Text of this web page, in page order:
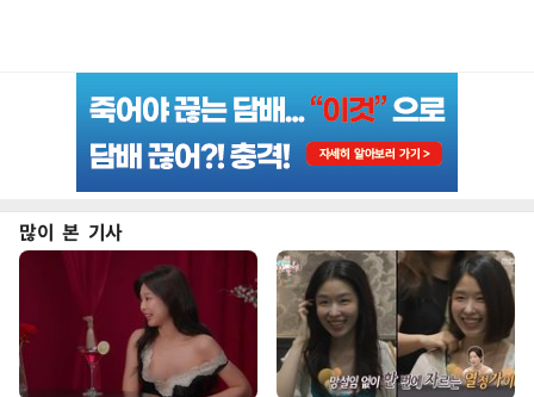
많이 본 기사